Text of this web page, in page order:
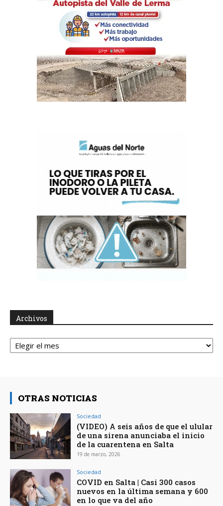
Archivos
Archivos
OTRAS NOTICIAS
Sociedad
(VIDEO) A seis años de que el ulular
de una sirena anunciaba el inicio
de la cuarentena en Salta
19 de marzo, 2026
Sociedad
COVID en Salta | Casi 300 casos
nuevos en la última semana y 600
en lo que va del año